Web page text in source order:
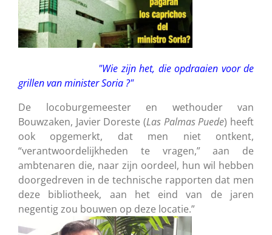
"Wie zijn het, die opdraaien voor de
grillen van minister Soria ?"
De locoburgemeester en wethouder van
Bouwzaken, Javier Doreste (Las Palmas Puede) heeft
ook opgemerkt, dat men niet ontkent,
“verantwoordelijkheden te vragen,” aan de
ambtenaren die, naar zijn oordeel, hun wil hebben
doorgedreven in de technische rapporten dat men
deze bibliotheek, aan het eind van de jaren
negentig zou bouwen op deze locatie.”